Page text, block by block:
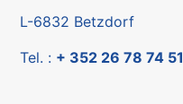
L-6832 Betzdorf
Tel. : + 352 26 78 74 51